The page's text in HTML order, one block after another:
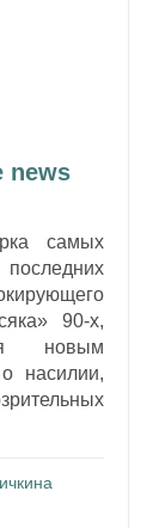
news
самых
90‑х,
новым
насилии,